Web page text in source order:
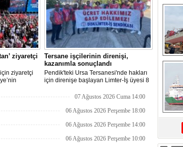
ziyaretçi
ziyaretçi
Ağustos
Tersane işçilerinin direnişi,
kazanımla sonuçlandı
Pendik'teki Ursa Tersanesi'nde hakları
için direnişe başlayan Limter-İş üyesi 8
arabulucu görüşmesinde tüm
Sendika, sözlerin tutulmaması halinde
07 Ağustos 2026 Cuma 14:00
06 Ağustos 2026 Perşembe 18:00
06 Ağustos 2026 Perşembe 14:00
06 Ağustos 2026 Perşembe 10:00